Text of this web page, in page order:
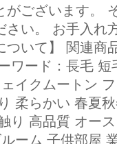
がございます。
さい。 お手入れ
ついて】 関連商
ワード：長毛
イクムートン
柔らかい 春夏
り 高品質 オー
ーム 子供部屋